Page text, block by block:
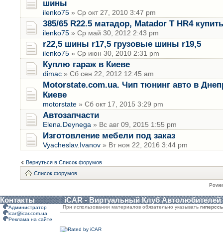
шины
ilenko75 » Ср окт 27, 2010 3:47 pm
385/65 R22.5 матадор, Matador T HR4
ilenko75 » Ср май 30, 2012 2:43 pm
r22,5 шины r17,5 грузовые шины r19,5
ilenko75 » Ср июн 30, 2010 2:31 pm
Куплю гараж в Киеве
dimac » Сб сен 22, 2012 12:45 am
Motorstate.com.ua. Чип тюнинг авто в
Киеве
motorstate » Сб окт 17, 2015 3:29 pm
Автозапчасти
Elena.Deynega » Вс авг 09, 2015 1:55 pm
Изготовление мебели под заказ
Vyacheslav.Ivanov » Вт ноя 22, 2016 3:44 pm
Вернуться в Список форумов
Список форумов
Контакты iCAR - Виртуальный Клуб Автолюбителей
Администратор
icar@icar.com.ua
Реклама на сайте
При использовании материалов обязательно указывать